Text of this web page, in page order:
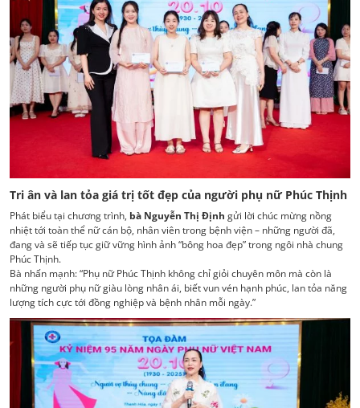
Tri ân và lan tỏa giá trị tốt đẹp của người phụ nữ Phúc Thịnh
Phát biểu tại chương trình, bà Nguyễn Thị Định gửi lời chúc mừng nồng
nhiệt tới toàn thể nữ cán bộ, nhân viên trong bệnh viện – những người đã,
đang và sẽ tiếp tục giữ vững hình ảnh “bông hoa đẹp” trong ngôi nhà chung
Phúc Thịnh.
Bà nhấn mạnh: “Phụ nữ Phúc Thịnh không chỉ giỏi chuyên môn mà còn là
những người phụ nữ giàu lòng nhân ái, biết vun vén hạnh phúc, lan tỏa năng
lượng tích cực tới đồng nghiệp và bệnh nhân mỗi ngày.”